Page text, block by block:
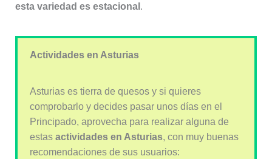
esta variedad es estacional .
Actividades en Asturias
Asturias es tierra de quesos y si quieres
comprobarlo y decides pasar unos días en el
Principado, aprovecha para realizar alguna de
estas actividades en Asturias, con muy buenas
recomendaciones de sus usuarios: